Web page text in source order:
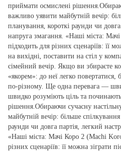
приймати осмислені
важливо уявити майбутній вечір:
планування, короткі раунди чи
напруга змагання. «Наші міста:
підходить для різних сценаріїв: її
на вихідні, поставити на стіл у
сімейний вечір. Якщо ви збираєте
«якорем»: до неї легко повертатися,
по‑різному. Ще одна перевага —
швидко розуміють ціль та
рішення.Обираючи сучасну
майбутній вечір: більше
раунди чи довга партія, легкий
«Наші міста: Мачі Коро 2 (Machi
різних сценаріїв: її можна зіграти